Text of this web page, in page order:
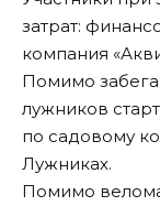
затрат:
компания
Помимо забега
лужников
по садовому
Лужниках.
Помимо